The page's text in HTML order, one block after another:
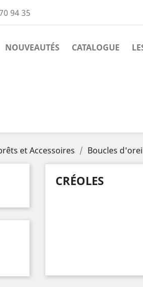
94 35
NOUVEAUTÉS CATALOGUE
et Accessoires Boucles
CRÉOLES